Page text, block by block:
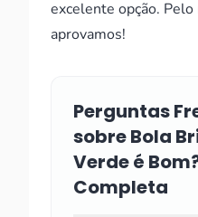
excelente opção.
aprovamos!
Perguntas
sobre Bola
Verde é
Completa